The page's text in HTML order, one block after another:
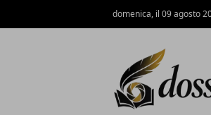
domenica, il 09 agosto